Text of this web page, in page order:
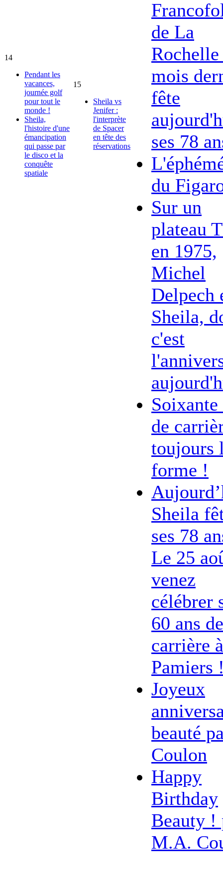
14
Pendant les
vacances,
journée golf
pour tout le
monde !
Sheila,
l'histoire d'une
émancipation
qui passe par
le disco et la
conquête
spatiale
15
Sheila vs
Jenifer :
l'interprète
de Spacer
en tête des
réservations
de La
mois
fête
ses 78
du
Sur un
plateau
en 1975,
Michel
Delpech
Sheila,
c'est
Soixante
de
toujours
forme !
Sheila
ses 78
Le 25
venez
célébrer
60 ans de
carrière à
Pamiers
Joyeux
beauté
Coulon
Happy
Birthday
Beauty !
M.A.